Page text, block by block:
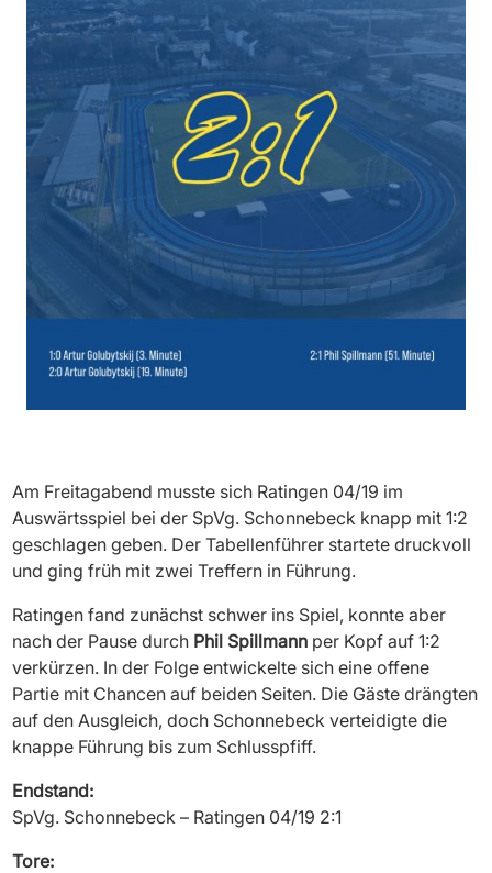
Am Freitagabend musste sich Ratingen 04/19 im
Auswärtsspiel bei der SpVg. Schonnebeck knapp mit 1:2
geschlagen geben. Der Tabellenführer startete druckvoll
und ging früh mit zwei Treffern in Führung.
Ratingen fand zunächst schwer ins Spiel, konnte aber
nach der Pause durch Phil Spillmann per Kopf auf 1:2
verkürzen. In der Folge entwickelte sich eine offene
Partie mit Chancen auf beiden Seiten. Die Gäste drängten
auf den Ausgleich, doch Schonnebeck verteidigte die
knappe Führung bis zum Schlusspfiff.
Endstand:
SpVg. Schonnebeck – Ratingen 04/19 2:1
Tore: